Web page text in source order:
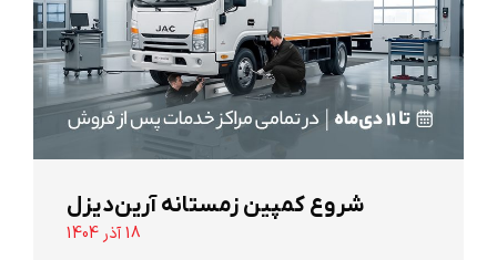
شروع کمپین زمستانه آرین‌دیزل
18 آذر 1404